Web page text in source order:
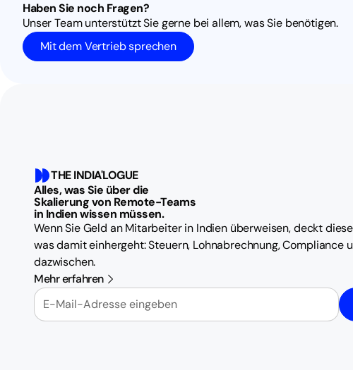
Haben Sie noch Fragen?
Unser Team unterstützt Sie gerne bei allem, was Sie benötigen.
Mit dem Vertrieb sprechen
THE INDIA'LOGUE
Alles, was Sie über die
Skalierung von Remote-Teams
in Indien wissen müssen.
Wenn Sie Geld an Mitarbeiter in Indien überweisen, deckt
was damit einhergeht: Steuern, Lohnabrechnung, Compliance
dazwischen.
Mehr erfahren
E-Mail